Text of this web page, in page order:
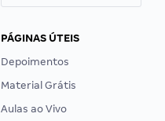
PÁGINAS ÚTEIS
Depoimentos
Material Grátis
Aulas ao Vivo